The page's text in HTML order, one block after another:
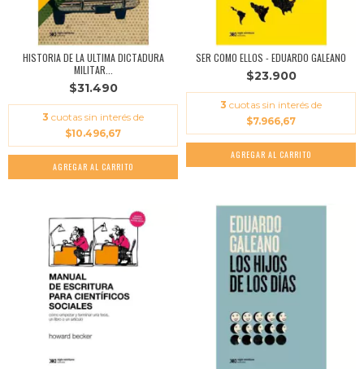
HISTORIA DE LA ULTIMA DICTADURA
MILITAR...
$31.490
3 cuotas sin interés de
$10.496,67
SER COMO ELLOS - EDUARDO GALEANO
$23.900
3 cuotas sin interés de
$7.966,67